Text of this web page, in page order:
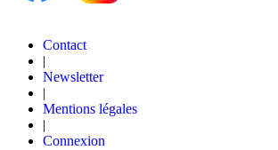
Contact
|
Newsletter
|
Mentions légales
|
Connexion